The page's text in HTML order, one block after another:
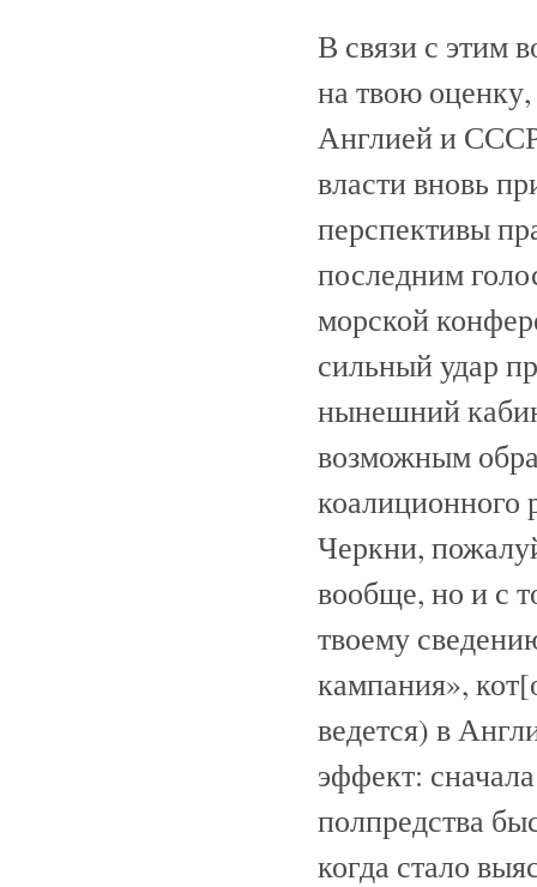
В связи с этим
на твою
Англией и
власти вновь
перспективы
последним
морской
сильный удар
нынешний
возможным
коалиционного
Черкни,
вообще, но и с
твоему
кампания»,
ведется) в
эффект:
полпредства
когда стало